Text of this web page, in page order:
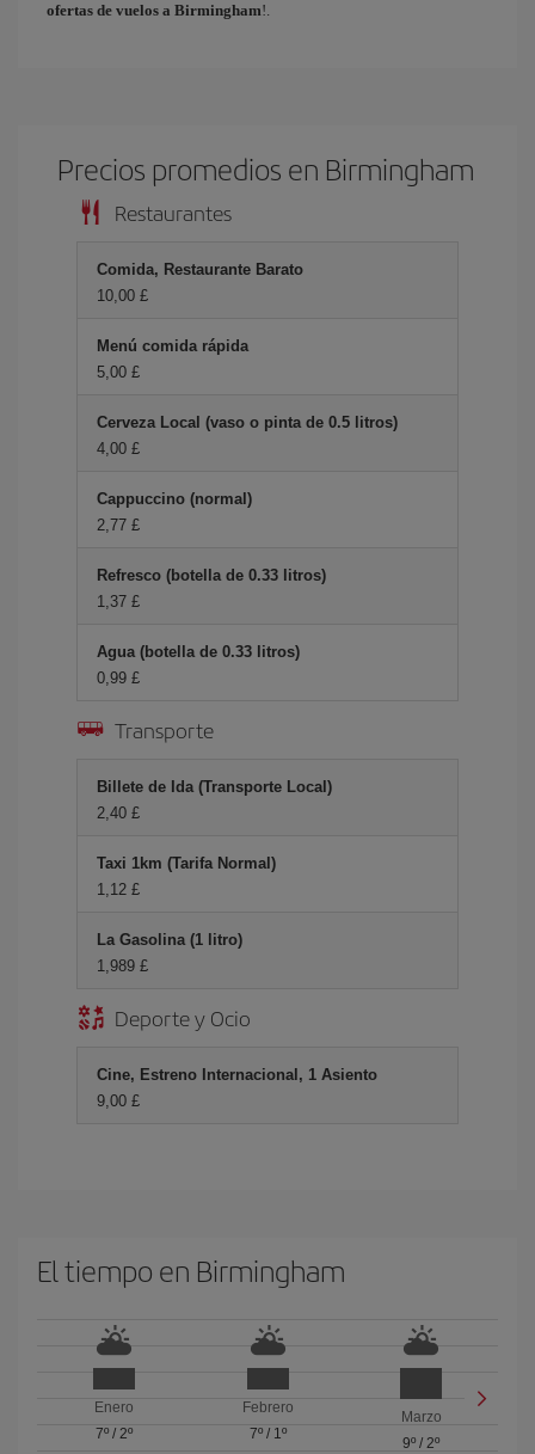
ofertas de vuelos a Birmingham!.
Precios promedios en Birmingham
Restaurantes
Comida, Restaurante Barato
10,00 £
Menú comida rápida
5,00 £
Cerveza Local (vaso o pinta de 0.5 litros)
4,00 £
Cappuccino (normal)
2,77 £
Refresco (botella de 0.33 litros)
1,37 £
Agua (botella de 0.33 litros)
0,99 £
Transporte
Billete de Ida (Transporte Local)
2,40 £
Taxi 1km (Tarifa Normal)
1,12 £
La Gasolina (1 litro)
1,989 £
Deporte y Ocio
Cine, Estreno Internacional, 1 Asiento
9,00 £
El tiempo en Birmingham
Enero
7º/ 2º
Febrero
7º/ 1º
Marzo
9º /2º